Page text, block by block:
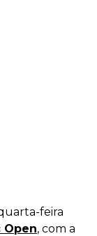
feira
Open, com a